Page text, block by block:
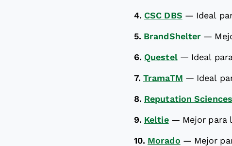
4. CSC DBS — Ideal
5. BrandShelter —
6. Questel — Ideal
7. TramaTM — Ideal
8. Reputation Sciences
9. Keltie — Mejor
10. Morado — Mejor